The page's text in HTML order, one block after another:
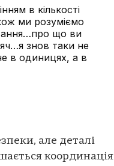
в кількості
ми розуміємо
що ви
знов таки не
в одиницях, а в
але деталі
координація